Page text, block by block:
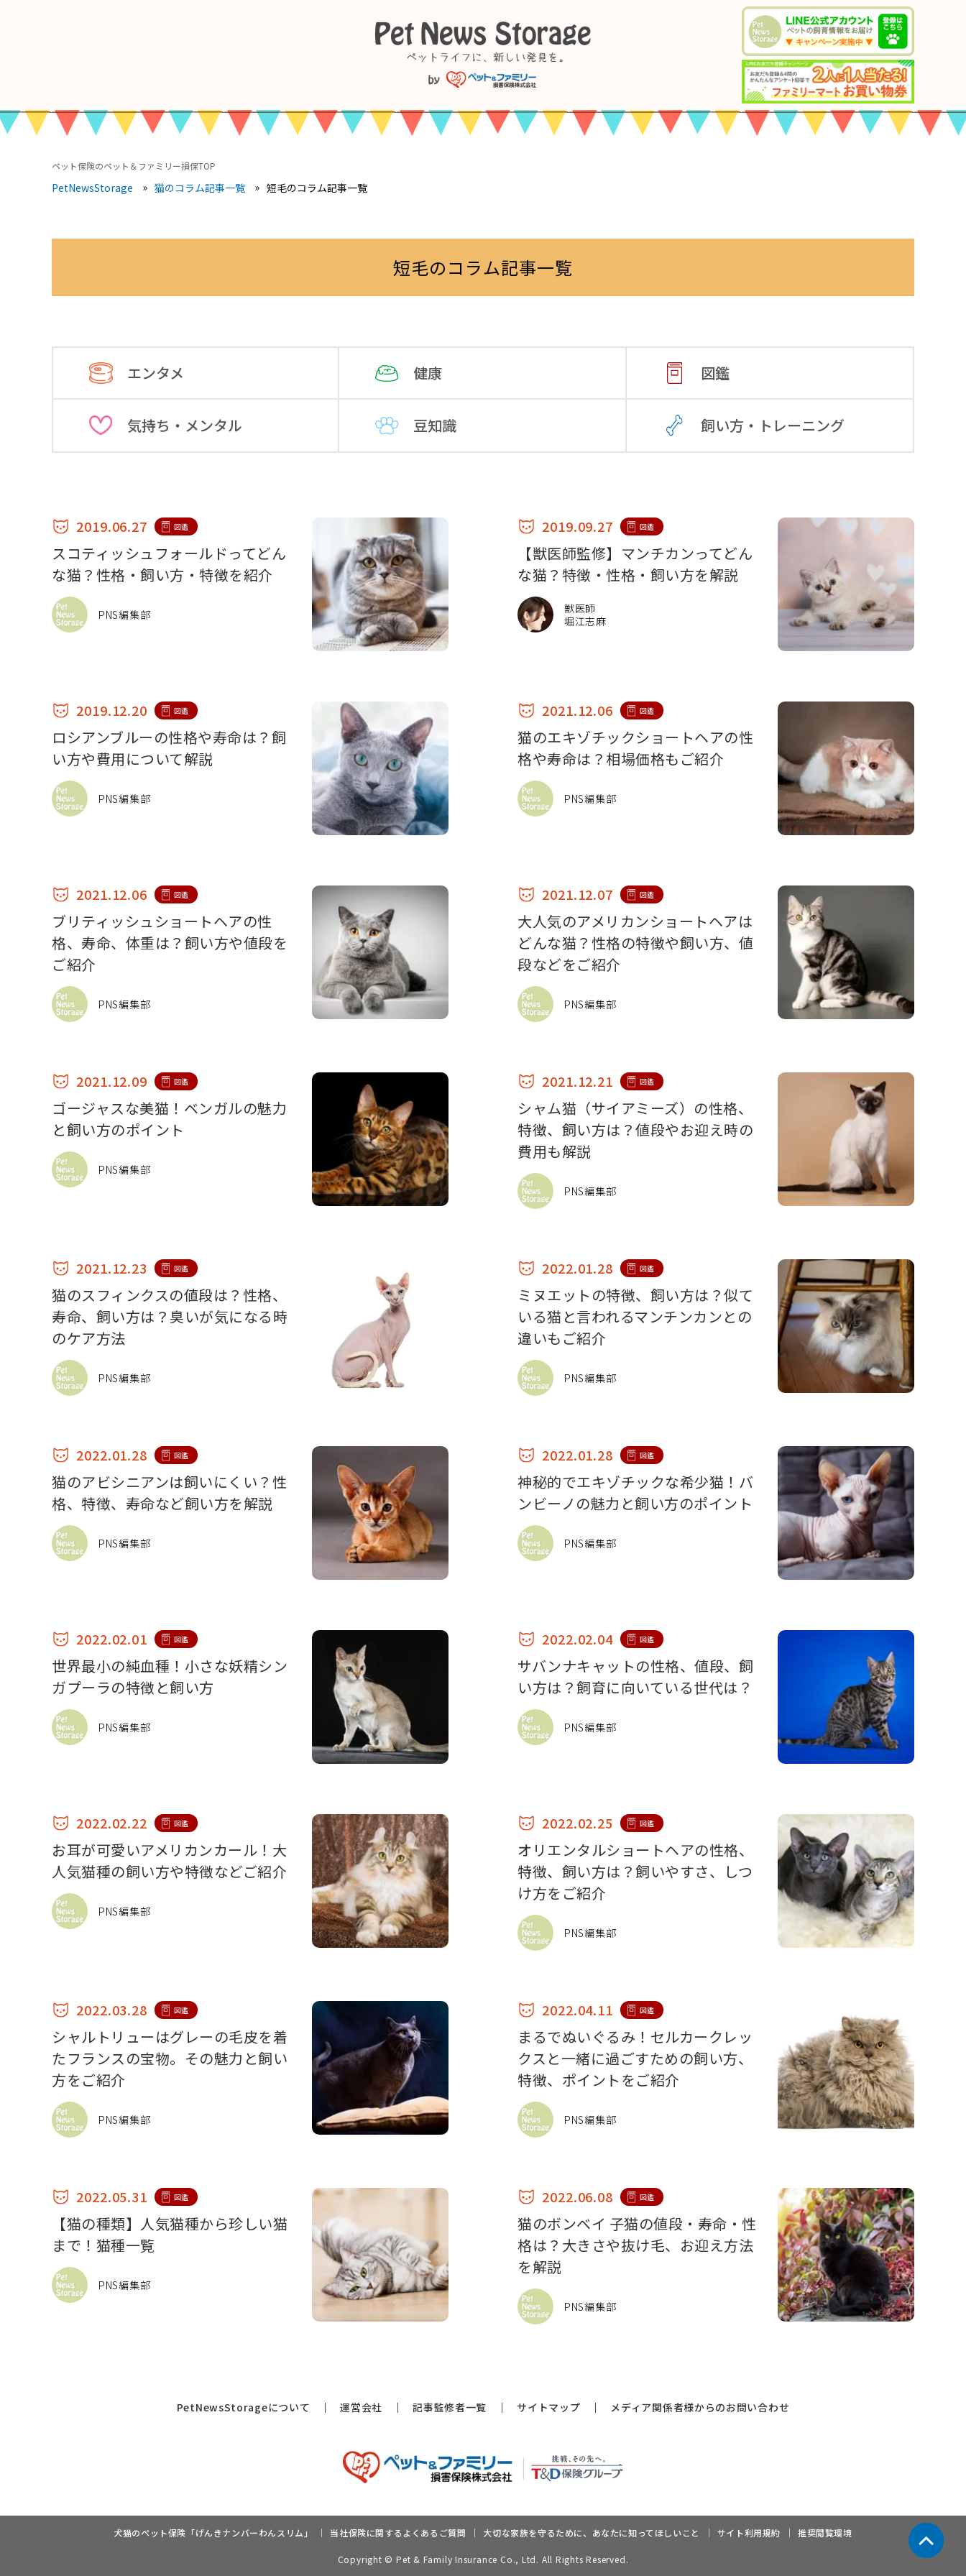
ペット保険のペット＆ファミリー損保TOP
PetNewsStorage 猫のコラム記事一覧 短毛のコラム記事一覧
短毛のコラム記事一覧
エンタメ 健康 図鑑
気持ち・メンタル 豆知識 飼い方・トレーニング
2019.06.27 図鑑
スコティッシュフォールドってどん
な猫？性格・飼い方・特徴を紹介
PNS編集部
2019.09.27 図鑑
【獣医師監修】マンチカンってどん
な猫？特徴・性格・飼い方を解説
獣医師
堀江志麻
2019.12.20 図鑑
ロシアンブルーの性格や寿命は？飼
い方や費用について解説
PNS編集部
2021.12.06 図鑑
猫のエキゾチックショートヘアの性
格や寿命は？相場価格もご紹介
PNS編集部
2021.12.06 図鑑
ブリティッシュショートヘアの性
格、寿命、体重は？飼い方や値段を
ご紹介
PNS編集部
2021.12.07 図鑑
大人気のアメリカンショートヘアは
どんな猫？性格の特徴や飼い方、値
段などをご紹介
PNS編集部
2021.12.09 図鑑
ゴージャスな美猫！ベンガルの魅力
と飼い方のポイント
PNS編集部
2021.12.21 図鑑
シャム猫（サイアミーズ）の性格、
特徴、飼い方は？値段やお迎え時の
費用も解説
PNS編集部
2021.12.23 図鑑
猫のスフィンクスの値段は？性格、
寿命、飼い方は？臭いが気になる時
のケア方法
PNS編集部
2022.01.28 図鑑
ミヌエットの特徴、飼い方は？似て
いる猫と言われるマンチンカンとの
違いもご紹介
PNS編集部
2022.01.28 図鑑
猫のアビシニアンは飼いにくい？性
格、特徴、寿命など飼い方を解説
PNS編集部
2022.01.28 図鑑
神秘的でエキゾチックな希少猫！バ
ンビーノの魅力と飼い方のポイント
PNS編集部
2022.02.01 図鑑
世界最小の純血種！小さな妖精シン
ガプーラの特徴と飼い方
PNS編集部
2022.02.04 図鑑
サバンナキャットの性格、値段、飼
い方は？飼育に向いている世代は？
PNS編集部
2022.02.22 図鑑
お耳が可愛いアメリカンカール！大
人気猫種の飼い方や特徴などご紹介
PNS編集部
2022.02.25 図鑑
オリエンタルショートヘアの性格、
特徴、飼い方は？飼いやすさ、しつ
け方をご紹介
PNS編集部
2022.03.28 図鑑
シャルトリューはグレーの毛皮を着
たフランスの宝物。その魅力と飼い
方をご紹介
PNS編集部
2022.04.11 図鑑
まるでぬいぐるみ！セルカークレッ
クスと一緒に過ごすための飼い方、
特徴、ポイントをご紹介
PNS編集部
2022.05.31 図鑑
【猫の種類】人気猫種から珍しい猫
まで！猫種一覧
PNS編集部
2022.06.08 図鑑
猫のボンベイ 子猫の値段・寿命・性
格は？大きさや抜け毛、お迎え方法
を解説
PNS編集部
PetNewsStorageについて 運営会社 記事監修者一覧 サイトマップ メディア関係者様からのお問い合わせ
犬猫のペット保険「げんきナンバーわんスリム」 当社保険に関するよくあるご質問 大切な家族を守るために、あなたに知ってほしいこと サイト利用規約 推奨閲覧環境
Copyright © Pet & Family Insurance Co., Ltd. All Rights Reserved.